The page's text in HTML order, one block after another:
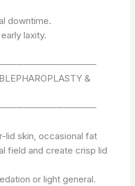
downtime.
laxity.
&
lid skin, occasional fat
field and create crisp lid
or light general.